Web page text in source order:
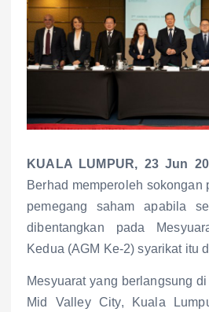
KUALA LUMPUR, 23 Jun
Berhad memperoleh sokongan
pemegang saham apabila
dibentangkan pada
Kedua (AGM Ke-2) syarikat itu
Mesyuarat yang berlangsung
Mid Valley City, Kuala